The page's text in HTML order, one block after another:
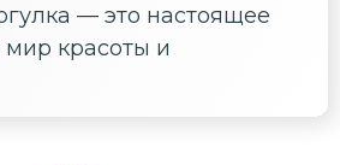
— это настоящее
красоты и